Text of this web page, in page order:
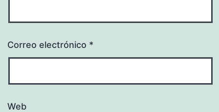
Correo electrónico *
Web